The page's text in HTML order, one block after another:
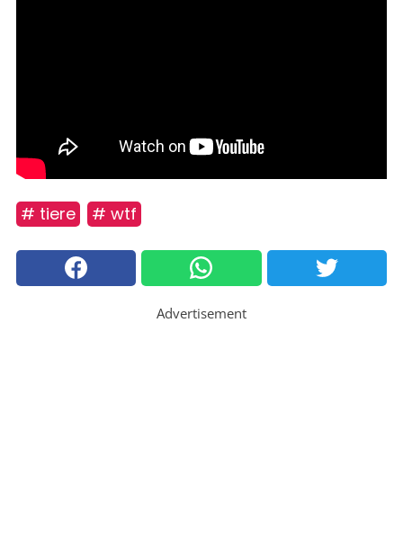
# tiere # wtf
Advertisement